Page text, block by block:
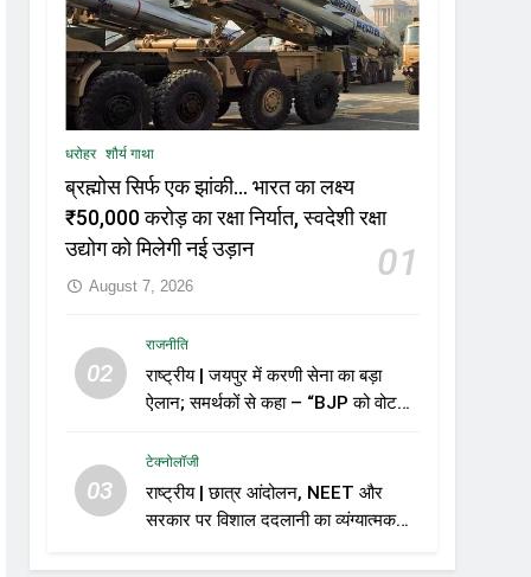
धरोहर शौर्य गाथा
ब्रह्मोस सिर्फ एक झांकी… भारत का लक्ष्य
₹50,000 करोड़ का रक्षा निर्यात, स्वदेशी रक्षा
उद्योग को मिलेगी नई उड़ान
01
August 7, 2026
02
राजनीति
राष्ट्रीय | जयपुर में करणी सेना का बड़ा
ऐलान; समर्थकों से कहा – “BJP को वोट
03
टेक्नोलॉजी
राष्ट्रीय | छात्र आंदोलन, NEET और
सरकार पर विशाल ददलानी का व्यंग्यात्मक